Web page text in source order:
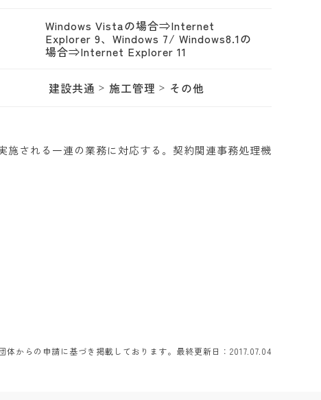
Windows Vistaの場合⇒Internet
Explorer 9、Windows 7/ Windows8.1の
場合⇒Internet Explorer 11
建設共通 施工管理 その他
される一連の業務に対応する。契約関連事務処理機
からの申請に基づき掲載しております。最終更新日：2017.07.04